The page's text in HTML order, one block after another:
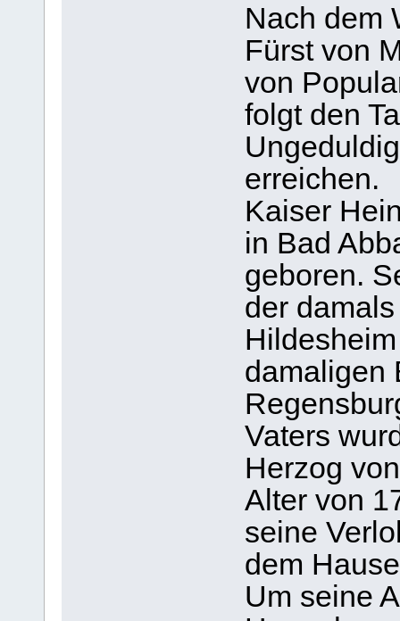
Nach dem
Fürst von
von
folgt den
erreichen.
Kaiser
in Bad
geboren.
der
damaligen
Vaters
Herzog
Alter von
seine
dem
Um seine